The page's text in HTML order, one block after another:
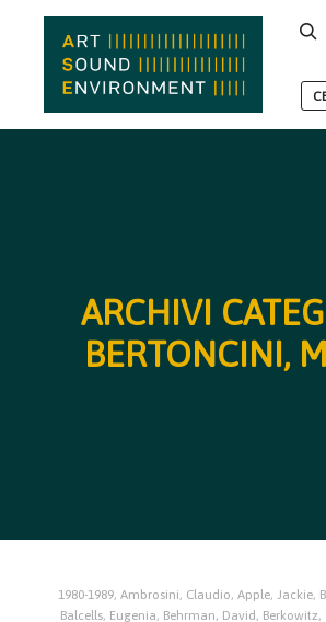
ARCHIVI
BERTONCINI,
1980-1989, Ambrosini, Claudio, Apple, Jackie,
Balcells, Eugenia, Behrman, David, Berkowitz,